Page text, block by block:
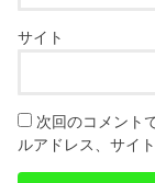
サイト
次回のコメント
ルアドレス、サイ